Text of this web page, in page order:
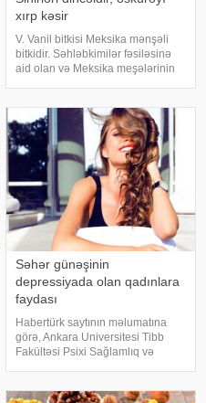
xırp kəsir
V. Vanil bitkisi Meksika mənşəli
bitkidir. Səhləbkimilər fəsiləsinə
aid olan və Meksika meşələrinin
digər ağaclarda 2-3 sm
qalınlığında tumurcuqları ilə 10
metr
Səhər günəşinin
depressiyada olan qadınlara
faydası
Habertürk saytının məlumatına
görə, Ankara Universitesi Tibb
Fakültəsi Psixi Sağlamlıq və
Oğuz Erkan Berksun mövsümi